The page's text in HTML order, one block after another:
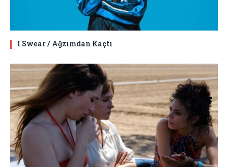
I Swear / Ağzımdan Kaçtı